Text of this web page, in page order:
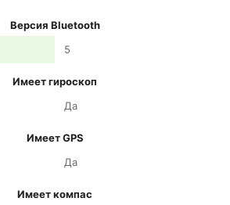
Версия Bluetooth
5
Имеет гироскоп
Да
Имеет GPS
Да
Имеет компас